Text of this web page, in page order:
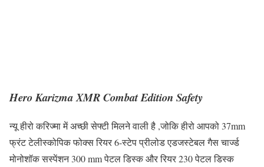
Hero Karizma XMR Combat Edition Safety
न्यू हीरो करिज्मा में अच्छी सेफ्टी मिलने वाली है ,जोकि हीरो आपको 37mm
फ्रंट टेलीस्कोपिक फोक्स रियर 6-स्टेप प्रीलोड एडजस्टेबल गैस चार्ज्ड
मोनोशॉक सस्पेंशन 300 mm पेटल डिस्क और रियर 230 पेटल डिस्क